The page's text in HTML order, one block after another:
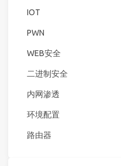
IOT
PWN
WEB安全
二进制安全
内网渗透
环境配置
路由器